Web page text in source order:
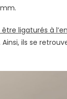
ligaturés à
. Ainsi, ils se